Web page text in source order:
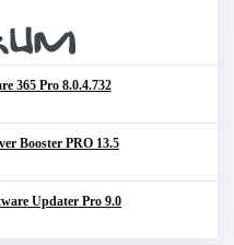
365 Pro 8.0.4.732
Booster PRO 13.5
Updater Pro 9.0